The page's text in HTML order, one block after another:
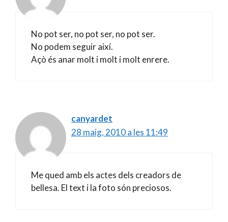
No pot ser, no pot ser, no pot ser.
No podem seguir així.
Açò és anar molt i molt i molt enrere.
canyardet
28 maig, 2010 a les 11:49
Me qued amb els actes dels creadors de
bellesa. El text i la foto són preciosos.